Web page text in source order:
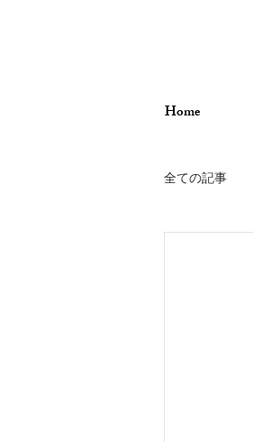
Home
全ての記事